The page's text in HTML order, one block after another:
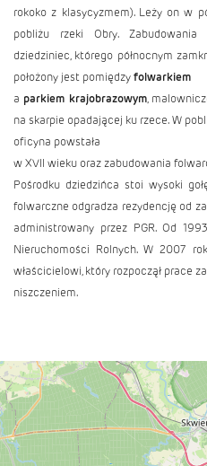
rokoko z klasycyzmem). Leży on w
pobliżu rzeki Obry. Zabudowania
dziedziniec, którego północnym
położony jest pomiędzy folwarkiem
a parkiem krajobrazowym,
na skarpie opadającej ku rzece. W
oficyna powstała
w XVII wieku oraz zabudowania
Pośrodku dziedzińca stoi wysoki
folwarczne odgradza rezydencję od
administrowany przez PGR. Od
Nieruchomości Rolnych. W 2007
właścicielowi, który rozpoczął prace
niszczeniem.